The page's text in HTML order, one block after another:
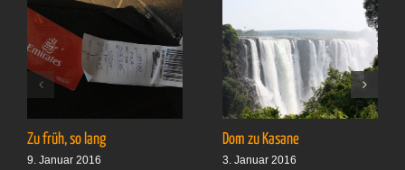
Zu früh, so lang
9. Januar 2016
Dom zu Kasane
3. Januar 2016